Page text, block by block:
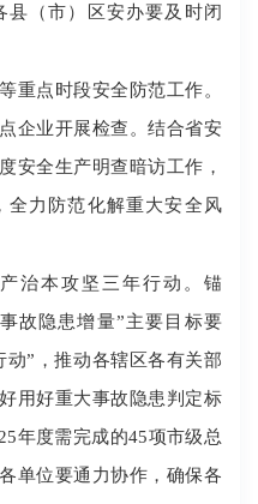
（市）区安办要及时闭
点时段安全防范工作。
企业开展检查。结合省安
安全生产明查暗访工作，
全力防范化解重大安全风
本攻坚三年行动。锚
故隐患增量”主要目标要
”，推动各辖区各有关部
用好重大事故隐患判定标
年度需完成的45项市级总
单位要通力协作，确保各